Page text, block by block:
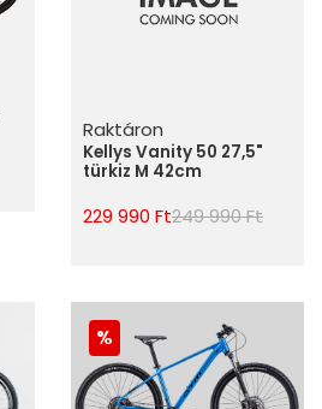
Raktáron
Kellys Vanity 50 27,5"
türkiz M 42cm
229 990 Ft249 990 Ft